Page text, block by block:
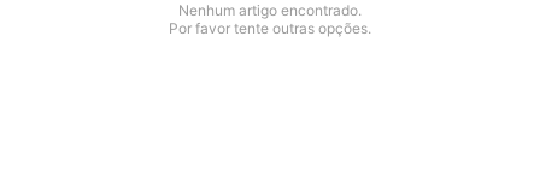
Nenhum artigo encontrado.
Por favor tente outras opções.